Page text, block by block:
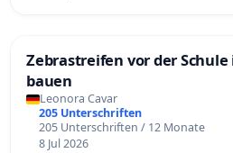
Zebrastreifen vor der
bauen
Leonora Cavar
205 Unterschriften
205 Unterschriften / 12 Monate
8 Jul 2026